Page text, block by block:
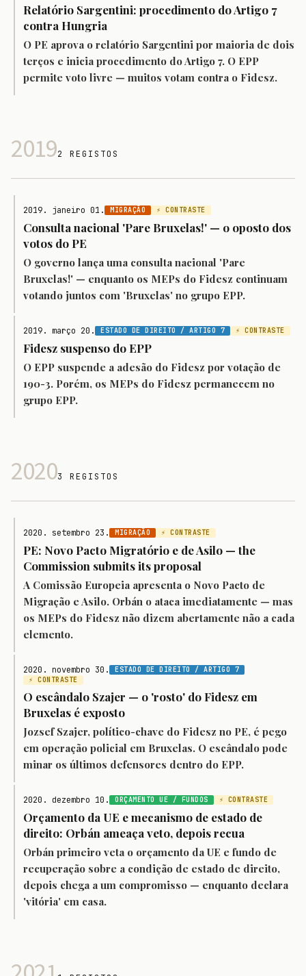
Relatório Sargentini: procedimento do Artigo 7
contra Hungria
O PE aprova o relatório Sargentini por maioria de dois
terços e inicia procedimento do Artigo 7. O EPP
permite voto livre — muitos votam contra o Fidesz.
20192 REGISTOS
2019. janeiro 01. MIGRAÇÃO ⚡ CONTRASTE
Consulta nacional 'Pare Bruxelas!' — o oposto dos
votos do PE
O governo lança uma consulta nacional 'Pare
Bruxelas!' — enquanto os MEPs do Fidesz continuam
votando juntos com 'Bruxelas' no grupo EPP.
2019. março 20. ESTADO DE DIREITO / ARTIGO 7 ⚡ CONTRASTE
Fidesz suspenso do EPP
O EPP suspende a adesão do Fidesz por votação de
190-3. Porém, os MEPs do Fidesz permanecem no
grupo EPP.
20203 REGISTOS
2020. setembro 23. MIGRAÇÃO ⚡ CONTRASTE
PE: Novo Pacto Migratório e de Asilo — the
Commission submits its proposal
A Comissão Europeia apresenta o Novo Pacto de
Migração e Asilo. Orbán o ataca imediatamente — mas
os MEPs do Fidesz não dizem abertamente não a cada
elemento.
2020. novembro 30.
ESTADO DE DIREITO / ARTIGO 7
⚡ CONTRASTE
O escândalo Szajer — o 'rosto' do Fidesz em
Bruxelas é exposto
Jozsef Szajer, político-chave do Fidesz no PE, é pego
em operação policial em Bruxelas. O escândalo pode
minar os últimos defensores dentro do EPP.
2020. dezembro 10. ORÇAMENTO UE / FUNDOS ⚡ CONTRASTE
Orçamento da UE e mecanismo de estado de
direito: Orbán ameaça veto, depois recua
Orbán primeiro veta o orçamento da UE e fundo de
recuperação sobre a condição de estado de direito,
depois chega a um compromisso — enquanto declara
'vitória' em casa.